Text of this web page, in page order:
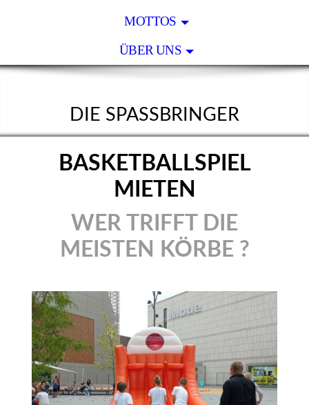
MOTTOS
ÜBER UNS
DIE SPASSBRINGER
BASKETBALLSPIEL
MIETEN
WER TRIFFT DIE
MEISTEN KÖRBE ?